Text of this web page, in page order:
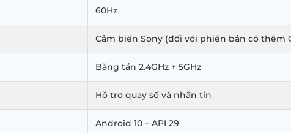
60Hz
Cảm biến Sony (đối với phiên bản có thêm
Băng tần 2.4GHz + 5GHz
Hỗ trợ quay số và nhắn tin
Android 10 – API 29